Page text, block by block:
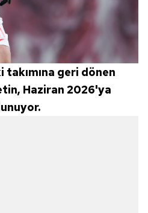
geri dönen
Haziran 2026'ya